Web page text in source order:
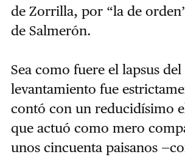
de Zorrilla, por “la de
de Salmerón.
Sea como fuere el lapsus
levantamiento fue
contó con un reducidísimo
que actuó como mero
unos cincuenta paisanos —